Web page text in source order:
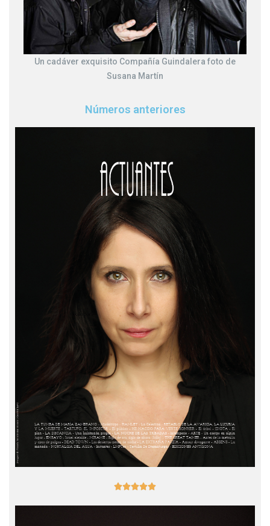
Un cadáver exquisito Compañía Guindalera foto de
Susana Martín
Números anteriores
